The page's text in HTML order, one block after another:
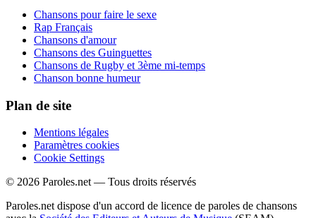
Chansons pour faire le sexe
Rap Français
Chansons d'amour
Chansons des Guinguettes
Chansons de Rugby et 3ème mi-temps
Chanson bonne humeur
Plan de site
Mentions légales
Paramètres cookies
Cookie Settings
© 2026 Paroles.net — Tous droits réservés
Paroles.net dispose d'un accord de licence de paroles de chansons